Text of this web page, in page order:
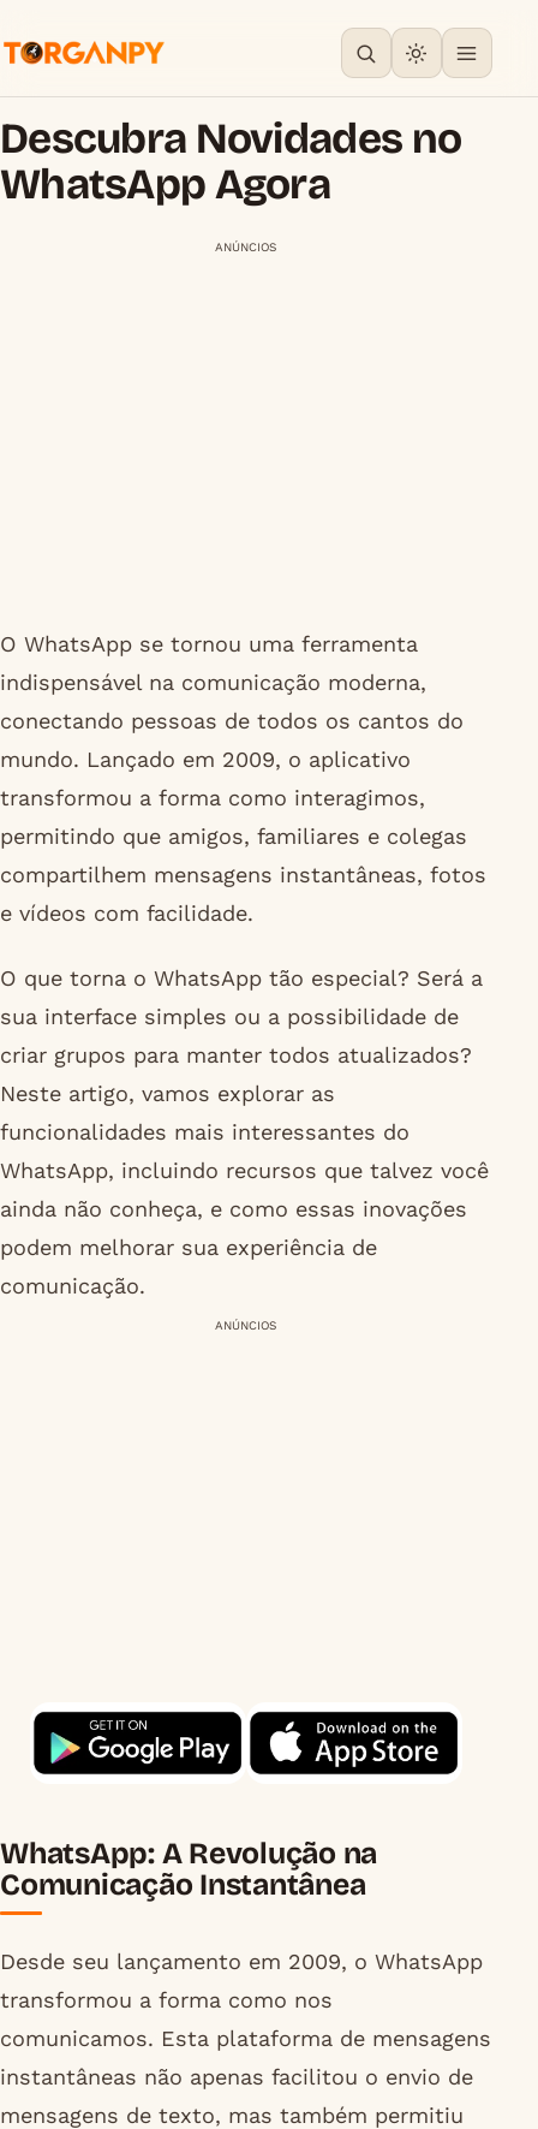
Descubra Novidades no
WhatsApp Agora
ANÚNCIOS
O WhatsApp se tornou uma ferramenta
indispensável na comunicação moderna,
conectando pessoas de todos os cantos do
mundo. Lançado em 2009, o aplicativo
transformou a forma como interagimos,
permitindo que amigos, familiares e colegas
compartilhem mensagens instantâneas, fotos
e vídeos com facilidade.
O que torna o WhatsApp tão especial? Será a
sua interface simples ou a possibilidade de
criar grupos para manter todos atualizados?
Neste artigo, vamos explorar as
funcionalidades mais interessantes do
WhatsApp, incluindo recursos que talvez você
ainda não conheça, e como essas inovações
podem melhorar sua experiência de
comunicação.
ANÚNCIOS
WhatsApp: A Revolução na
Comunicação Instantânea
Desde seu lançamento em 2009, o WhatsApp
transformou a forma como nos
comunicamos. Esta plataforma de mensagens
instantâneas não apenas facilitou o envio de
mensagens de texto, mas também permitiu